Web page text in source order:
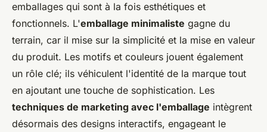
emballages qui sont à la fois esthétiques et
fonctionnels. L'emballage minimaliste gagne du
terrain, car il mise sur la simplicité et la mise en valeur
du produit. Les motifs et couleurs jouent également
un rôle clé; ils véhiculent l'identité de la marque tout
en ajoutant une touche de sophistication. Les
techniques de marketing avec l'emballage intègrent
désormais des designs interactifs, engageant le